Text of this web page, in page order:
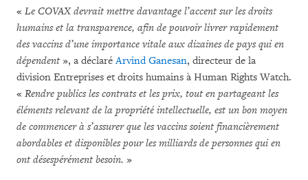
« Le COVAX devrait mettre davantage l’accent sur les droits
humains et la transparence, afin de pouvoir livrer rapidement
des vaccins d’une importance vitale aux dizaines de pays qui en
dépendent », a déclaréArvind Ganesan, directeur de la
division Entreprises et droits humains à Human Rights Watch.
« Rendre publics les contrats et les prix, tout en partageant les
éléments relevant de la propriété intellectuelle, est un bon moyen
de commencer à s’assurer que les vaccins soient financièrement
abordables et disponibles pour les milliards de personnes qui en
ont désespérément besoin. »